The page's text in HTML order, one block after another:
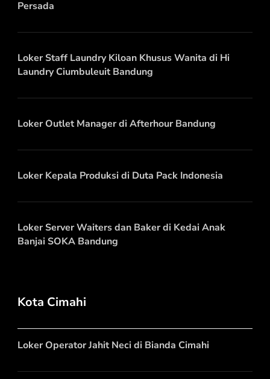
Persada
Loker Staff Laundry Kiloan Khusus Wanita di Hi
Laundry Ciumbuleuit Bandung
Loker Outlet Manager di Afterhour Bandung
Loker Kepala Produksi di Duta Pack Indonesia
Loker Server Waiters dan Baker di Kedai Anak
Banjai SOKA Bandung
Kota Cimahi
Loker Operator Jahit Neci di Bianda Cimahi